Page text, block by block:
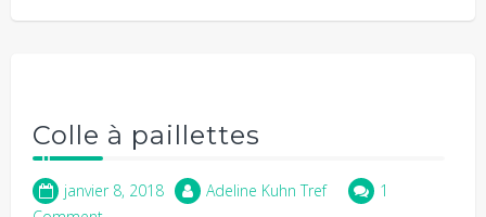
Colle à paillettes
janvier 8, 2018 Adeline Kuhn Tref
1